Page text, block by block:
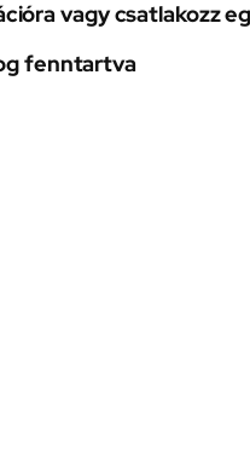
vagy csatlakozz
fenntartva